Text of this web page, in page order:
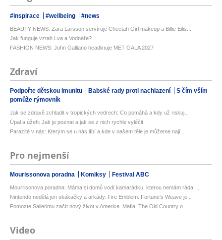
#inspirace #wellbeing #news
BEAUTY NEWS: Zara Larsson servíruje Cheetah Girl makeup a Billie Eilis...
Jak funguje vztah Lva a Vodnáře?
FASHION NEWS: John Galliano headlinuje MET GALA 2027
Zdraví
Podpořte dětskou imunitu Babské rady proti nachlazení
S čím vším
pomůže rýmovník
Jak se zdravě zchladit v tropických vedrech: Co pomáhá a kdy už riskuj...
Úpal a úžeh: Jak je poznat a jak se z nich rychle vyléčit
Parazité v nás: Kterým se u nás líbí a kde v našem těle je můžeme nají...
Pro nejmenší
Mourissonova poradna Komiksy Festival ABC
Mourrisonova poradna: Máma si domů vodí kamarádku, kterou nemám ráda. ...
Nintendo nedělá jen skákačky a arkády. Fire Emblem: Fortune's Weave je...
Pomozte Salierimu začít nový život v Americe. Mafia: The Old Country o...
Video